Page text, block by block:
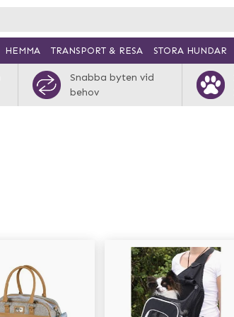
HEMMA TRANSPORT & RESA STORA HUNDAR
Snabba byten vid
behov